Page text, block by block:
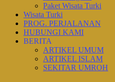
Paket Wisata Turki
Wisata Turki
PROG. PERJALANAN
HUBUNGI KAMI
BERITA
ARTIKEL UMUM
ARTIKEL ISLAM
SEKITAR UMROH